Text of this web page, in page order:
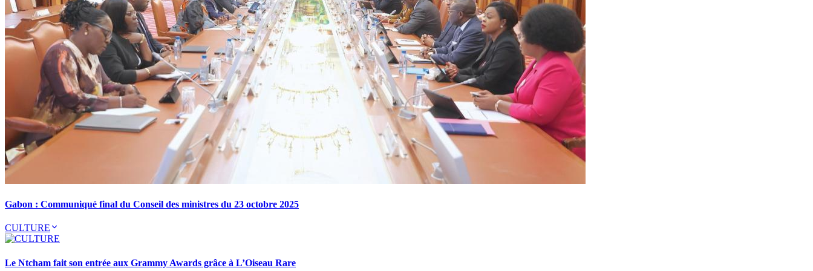
Gabon : Communiqué final du Conseil des ministres du 23 octobre 2025
CULTURE
Le Ntcham fait son entrée aux Grammy Awards grâce à L’Oiseau Rare